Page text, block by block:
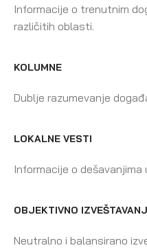
Informacije o trenutnim
različitih oblasti.
KOLUMNE
Dublje razumevanje
LOKALNE VESTI
Informacije o dešavanjima
OBJEKTIVNO
Neutralno i balansirano